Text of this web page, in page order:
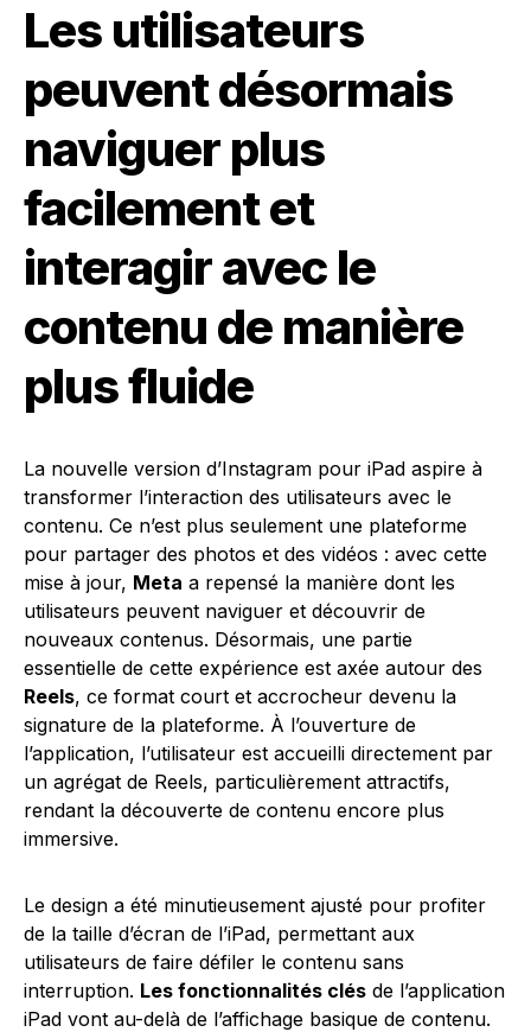
Les utilisateurs
peuvent désormais
naviguer plus
facilement et
interagir avec le
contenu de manière
plus fluide
La nouvelle version d’Instagram pour iPad aspire à
transformer l’interaction des utilisateurs avec le
contenu. Ce n’est plus seulement une plateforme
pour partager des photos et des vidéos : avec cette
mise à jour, Meta a repensé la manière dont les
utilisateurs peuvent naviguer et découvrir de
nouveaux contenus. Désormais, une partie
essentielle de cette expérience est axée autour des
Reels, ce format court et accrocheur devenu la
signature de la plateforme. À l’ouverture de
l’application, l’utilisateur est accueilli directement par
un agrégat de Reels, particulièrement attractifs,
rendant la découverte de contenu encore plus
immersive.
Le design a été minutieusement ajusté pour profiter
de la taille d’écran de l’iPad, permettant aux
utilisateurs de faire défiler le contenu sans
interruption. Les fonctionnalités clés de l’application
iPad vont au-delà de l’affichage basique de contenu.